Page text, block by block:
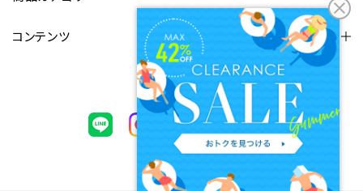
コンテンツ
FOLLOW US